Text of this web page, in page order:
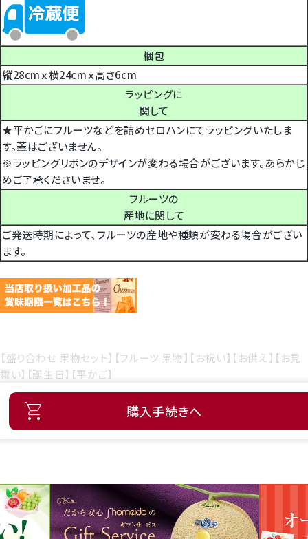
梱包
縦28cmｘ横24cmｘ高さ6cm
ラッピングに
関して
★平かごにフルーツなどを詰めセロハンにてラッピングいたしま
す。蓋はございません。
※ラッピングリボンのデザインが変わる場合がございます。あらかじ
めご了承くださいませ。
フルーツの
産地に関して
ご発送時期によって、フルーツの産地や種類が変わる場合がござい
ます。
【盛り合わせ 果物セット】【フルーツ 果物】【お祝い】【お供え】【お見
舞い】【誕生日】【平かご】
購入手続きへ